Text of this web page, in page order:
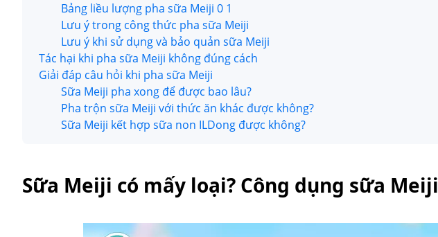
Bảng liều lượng pha sữa Meiji 0 1
Lưu ý trong công thức pha sữa Meiji
Lưu ý khi sử dụng và bảo quản sữa Meiji
Tác hại khi pha sữa Meiji không đúng cách
Giải đáp câu hỏi khi pha sữa Meiji
Sữa Meiji pha xong để được bao lâu?
Pha trộn sữa Meiji với thức ăn khác được không?
Sữa Meiji kết hợp sữa non ILDong được không?
Sữa Meiji có mấy loại? Công dụng sữa Meiji